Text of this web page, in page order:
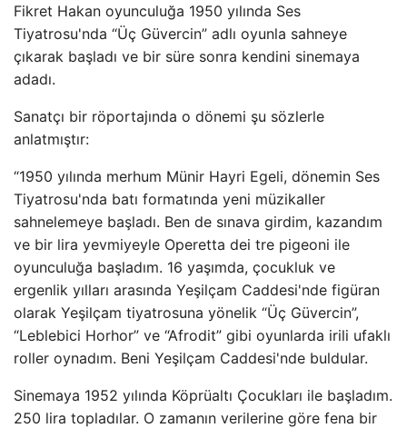
Fikret Hakan oyunculuğa 1950 yılında Ses
Tiyatrosu'nda “Üç Güvercin” adlı oyunla sahneye
çıkarak başladı ve bir süre sonra kendini sinemaya
adadı.
Sanatçı bir röportajında ​​o dönemi şu sözlerle
anlatmıştır:
“1950 yılında merhum Münir Hayri Egeli, dönemin Ses
Tiyatrosu'nda batı formatında yeni müzikaller
sahnelemeye başladı. Ben de sınava girdim, kazandım
ve bir lira yevmiyeyle Operetta dei tre pigeoni ile
oyunculuğa başladım. 16 yaşımda, çocukluk ve
ergenlik yılları arasında Yeşilçam Caddesi'nde figüran
olarak Yeşilçam tiyatrosuna yönelik “Üç Güvercin”,
“Leblebici Horhor” ve “Afrodit” gibi oyunlarda irili ufaklı
roller oynadım. Beni Yeşilçam Caddesi'nde buldular.
Sinemaya 1952 yılında Köprüaltı Çocukları ile başladım.
250 lira topladılar. O zamanın verilerine göre fena bir